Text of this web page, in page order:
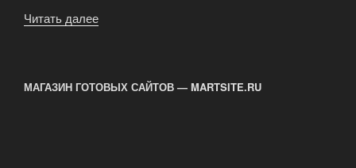
Читать далее
автомата
МАГАЗИН ГОТОВЫХ САЙТОВ — MARTSITE.RU